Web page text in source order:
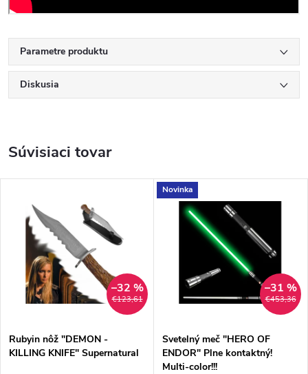
Parametre produktu
Diskusia
Súvisiaci tovar
€123,61
–32 %
Rubyin nôž "DEMON -
KILLING KNIFE" Supernatural
Novinka
€453,36
–31 %
Svetelný meč "HERO OF
ENDOR" Plne kontaktný!
Multi-color!!!